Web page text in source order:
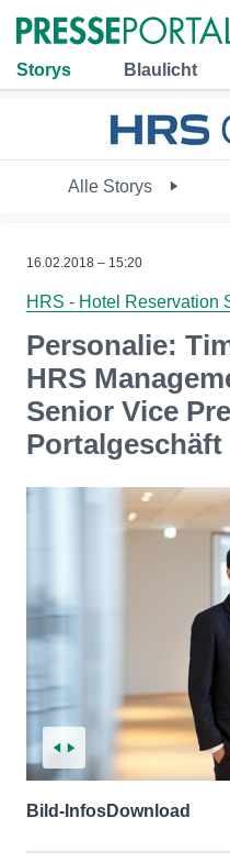
Storys Blaulicht
Alle Storys
16.02.2018 – 15:20
HRS - Hotel Reservation
Personalie:
HRS
Senior Vice
Portalgeschäft
Bild-InfosDownload